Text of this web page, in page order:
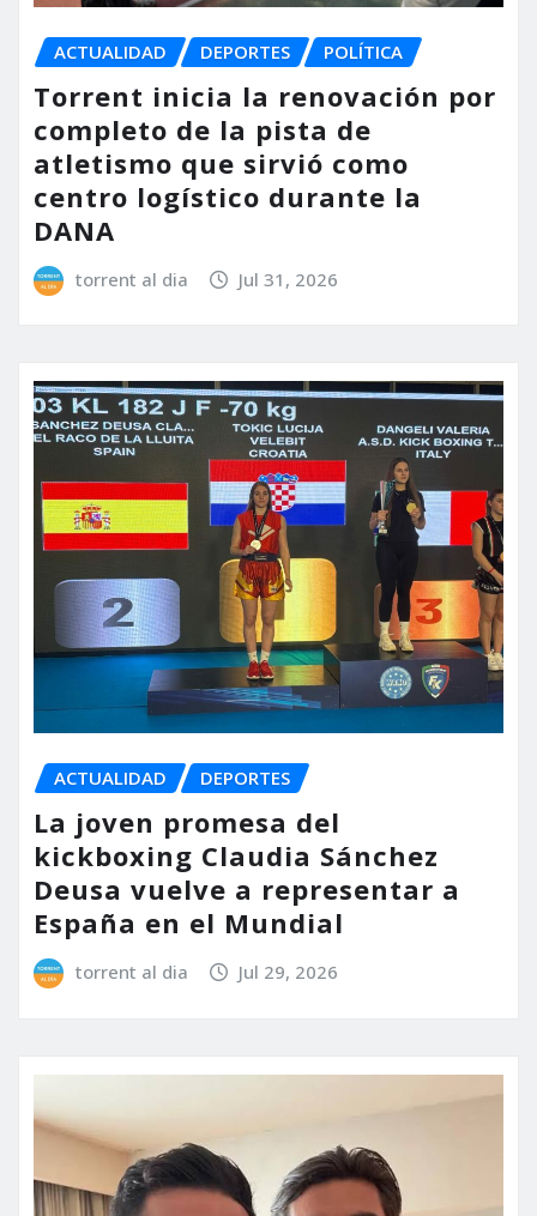
ACTUALIDAD DEPORTES POLÍTICA
Torrent inicia la renovación por
completo de la pista de
atletismo que sirvió como
centro logístico durante la
DANA
torrent al dia Jul 31, 2026
ACTUALIDAD DEPORTES
La joven promesa del
kickboxing Claudia Sánchez
Deusa vuelve a representar a
España en el Mundial
torrent al dia Jul 29, 2026